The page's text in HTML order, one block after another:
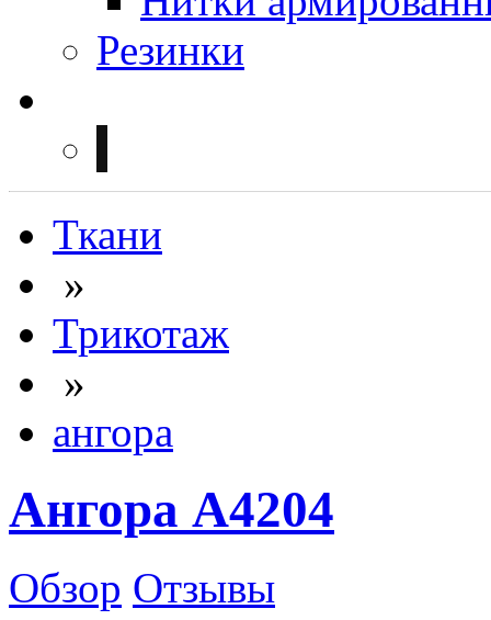
Резинки
Ткани
»
Трикотаж
»
ангора
Ангора А4204
Обзор Отзывы